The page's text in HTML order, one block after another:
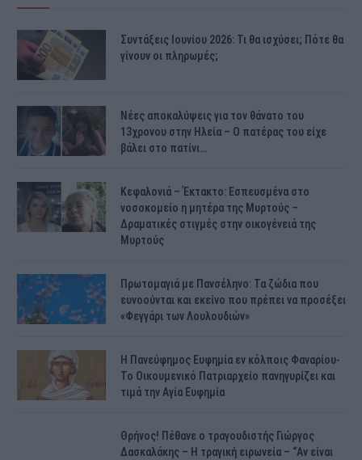
Συντάξεις Ιουνίου 2026: Τι θα ισχύσει; Πότε θα
γίνουν οι πληρωμές;
Νέες αποκαλύψεις για τον θάνατο του
13χρονου στην Ηλεία – Ο πατέρας του είχε
βάλει στο πατίνι…
Κεφαλονιά – Έκτακτο: Εσπευσμένα στο
νοσοκομείο η μητέρα της Μυρτούς –
Δραματικές στιγμές στην οικογένειά της
Μυρτούς
Πρωτομαγιά με Πανσέληνο: Τα ζώδια που
ευνοούνται και εκείνο που πρέπει να προσέξει
«Φεγγάρι των Λουλουδιών»
H Πανεύφημος Ευφημία εν κόλποις Φαναρίου-
Το Οικουμενικό Πατριαρχείο πανηγυρίζει και
τιμά την Αγία Ευφημία
Θρήνος! Πέθανε ο τραγουδιστής Γιώργος
Δασκαλάκης – Η τραγική ειρωνεία – “Αν είναι